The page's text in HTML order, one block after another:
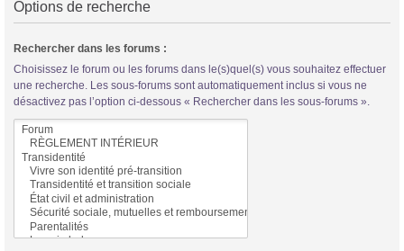
Options de recherche
Rechercher dans les forums :
Choisissez le forum ou les forums dans le(s)quel(s) vous souhaitez effectuer
une recherche. Les sous-forums sont automatiquement inclus si vous ne
désactivez pas l’option ci-dessous « Rechercher dans les sous-forums ».